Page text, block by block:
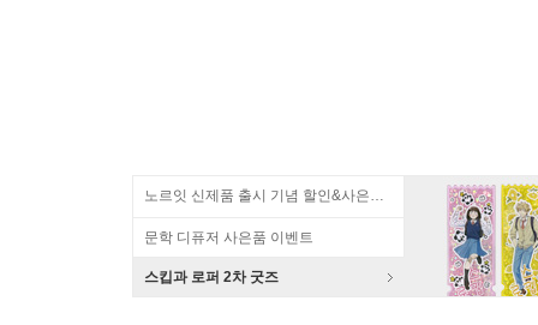
노르잇 신제품 출시 기념 할인&사은품 증정!
문학 디퓨저 사은품 이벤트
스킵과 로퍼 2차 굿즈